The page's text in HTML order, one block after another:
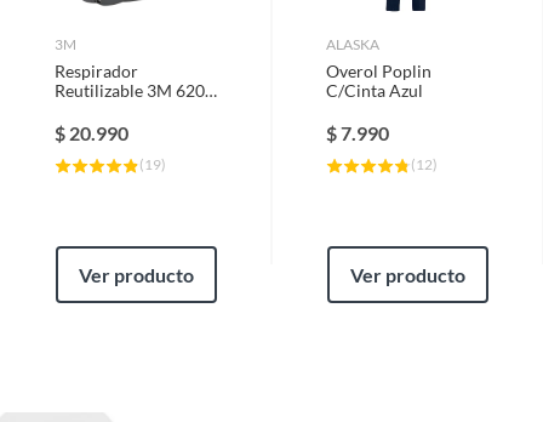
3M
Respirador
Reutilizable 3M 6200
$ 20.990
( 19)
Ver producto
ALASKA
Overol Poplin
C/Cinta Azul
$7.990
( 12)
Ver producto